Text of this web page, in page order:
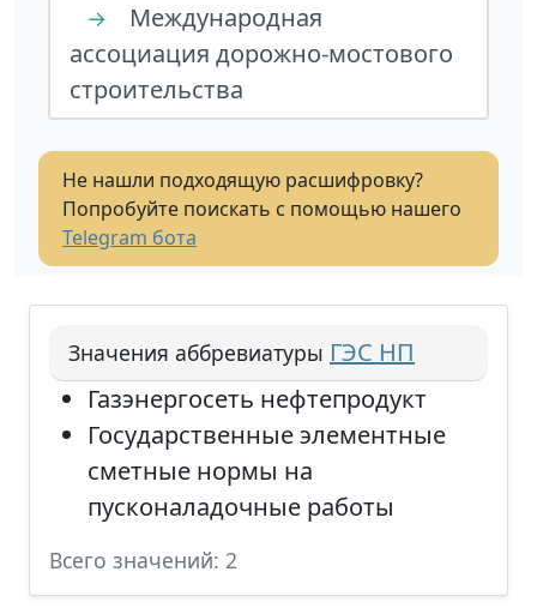
→
Международная
ассоциация дорожно-мостового
строительства
Не нашли подходящую расшифровку?
Попробуйте поискать с помощью нашего
Telegram бота
Значения аббревиатуры ГЭС НП
Газэнергосеть нефтепродукт
Государственные элементные
сметные нормы на
пусконаладочные работы
Всего значений: 2